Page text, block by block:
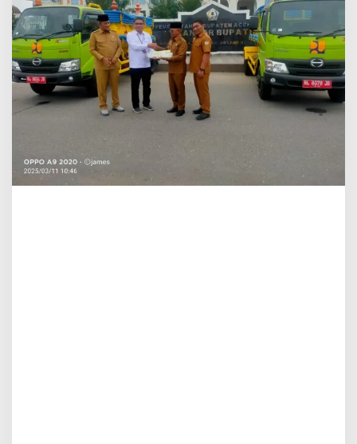
Tank
Senilai
Lebih
Rp
30
Miliar